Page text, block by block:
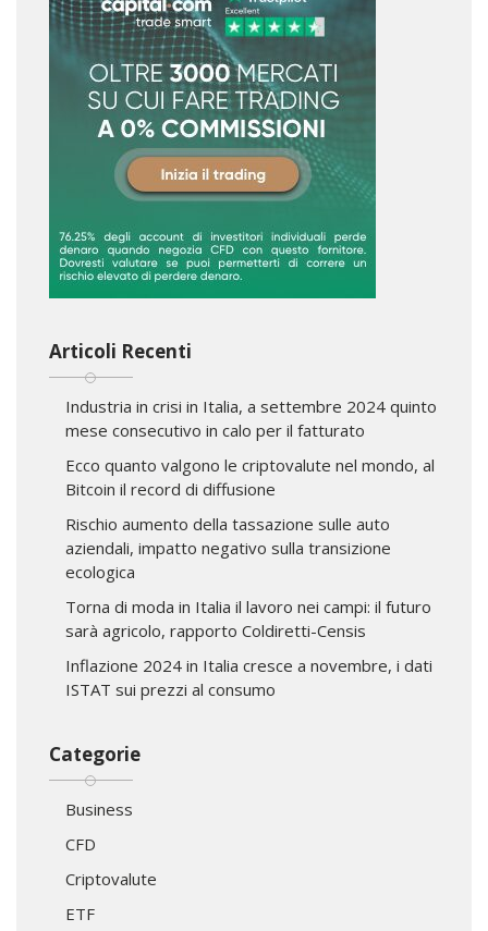
Articoli Recenti
Industria in crisi in Italia, a settembre 2024 quinto
mese consecutivo in calo per il fatturato
Ecco quanto valgono le criptovalute nel mondo, al
Bitcoin il record di diffusione
Rischio aumento della tassazione sulle auto
aziendali, impatto negativo sulla transizione
ecologica
Torna di moda in Italia il lavoro nei campi: il futuro
sarà agricolo, rapporto Coldiretti-Censis
Inflazione 2024 in Italia cresce a novembre, i dati
ISTAT sui prezzi al consumo
Categorie
Business
CFD
Criptovalute
ETF